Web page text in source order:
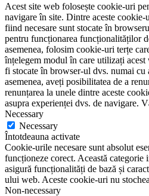
Acest site web folosește cookie-uri
navigare în site. Dintre aceste
fiind necesare sunt stocate în
pentru funcționarea funcționalităților
asemenea, folosim cookie-uri terțe
înțelegem modul în care utilizați
fi stocate în browser-ul dvs. numai cu
asemenea, aveți posibilitatea de a
renunțarea la unele dintre aceste
asupra experienței dvs. de navigare.
Necessary
Necessary
Întotdeauna activate
Cookie-urile necesare sunt absolut
funcționeze corect. Această
asigură funcționalități de bază și
ului web. Aceste cookie-uri nu
Non-necessary